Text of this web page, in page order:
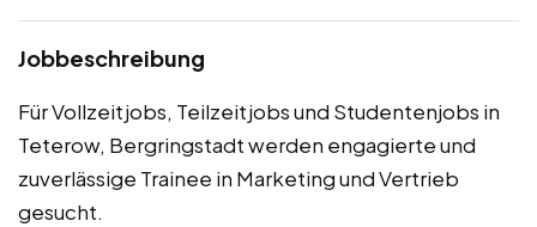
Jobbeschreibung
Für Vollzeitjobs, Teilzeitjobs und Studentenjobs in
Teterow, Bergringstadt werden engagierte und
zuverlässige Trainee in Marketing und Vertrieb
gesucht.